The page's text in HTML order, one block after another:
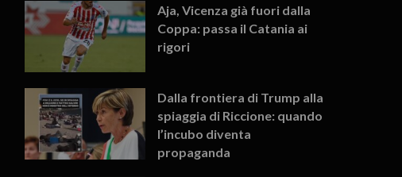
Aja, Vicenza già fuori dalla
Coppa: passa il Catania ai
rigori
Dalla frontiera di Trump alla
spiaggia di Riccione: quando
l’incubo diventa
propaganda